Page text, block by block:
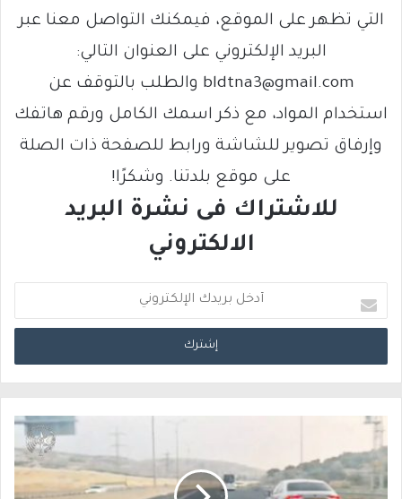
التي تظهر على الموقع، فيمكنك التواصل معنا عبر
البريد الإلكتروني على العنوان التالي:
bldtna3@gmail.com والطلب بالتوقف عن
استخدام المواد، مع ذكر اسمك الكامل ورقم هاتفك
وإرفاق تصوير للشاشة ورابط للصفحة ذات الصلة
على موقع بلدتنا. وشكرًا!
للاشتراك فى نشرة البريد
الالكتروني
د
خ
ر
ي